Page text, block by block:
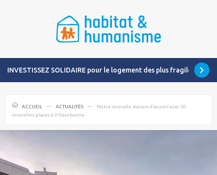
INVESTISSEZ SOLIDAIRE pour le logement des plus fragiles
ACCUEIL ACTUALITÉS
Notre nouvelle maison d’accueil avec 50
nouvelles places à Villeurbanne